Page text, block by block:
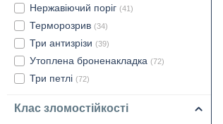
Нержавіючий поріг (41)
Терморозрив (34)
Три антизрізи (39)
Утоплена броненакладка (72)
Три петлі (72)
Клас зломостійкості